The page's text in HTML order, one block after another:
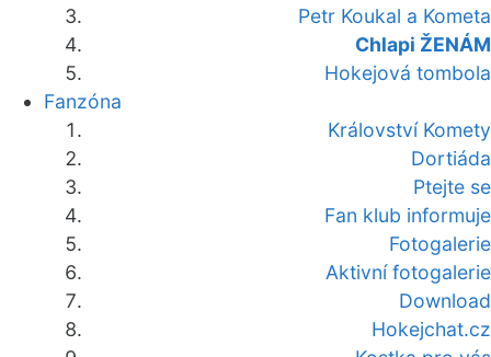
Petr Koukal a Kometa
Chlapi ŽENÁM
Hokejová tombola
Fanzóna
Království Komety
Dortiáda
Ptejte se
Fan klub informuje
Fotogalerie
Aktivní fotogalerie
Download
Hokejchat.cz